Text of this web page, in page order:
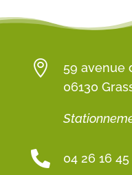

59 avenue
06130
 04 26 16 45